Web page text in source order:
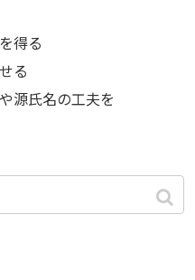
得る
る
源氏名の工夫を